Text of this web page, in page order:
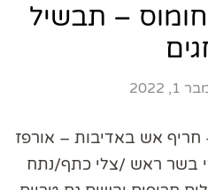
– תבשיל
2022
אש באדיבות – אורפז
בשר ראש /צלי כתף/נתח